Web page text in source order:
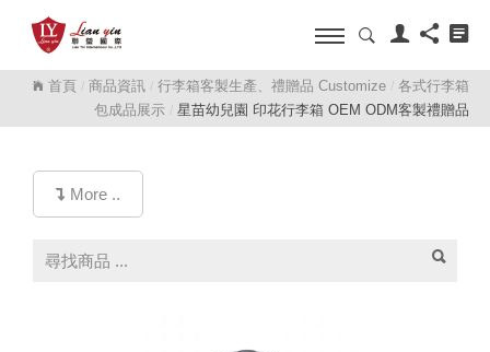
首頁 商品資訊 行李箱客製生產、禮贈品 Customize
各式行李箱
包成品展示
星苗幼兒園 印花行李箱 OEM ODM客製禮贈品
More ..